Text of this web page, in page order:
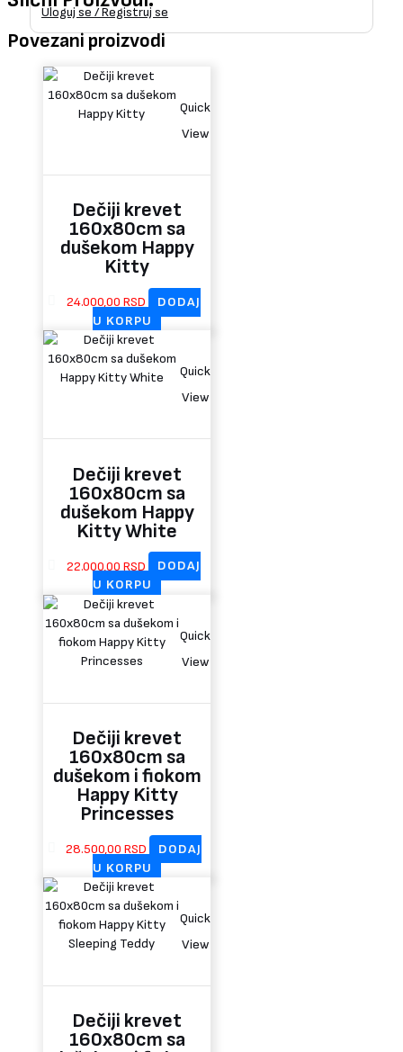
Uloguj se / Registruj se
Povezani proizvodi
Quick
View
Dečiji krevet
160x80cm sa
dušekom Happy
Kitty
24.000,00 RSD
DODAJ
U KORPU
Quick
View
Dečiji krevet
160x80cm sa
dušekom Happy
Kitty White
22.000,00 RSD
DODAJ
U KORPU
Quick
View
Dečiji krevet
160x80cm sa
dušekom i fiokom
Happy Kitty
Princesses
28.500,00 RSD
DODAJ
U KORPU
Quick
View
Dečiji krevet
160x80cm sa